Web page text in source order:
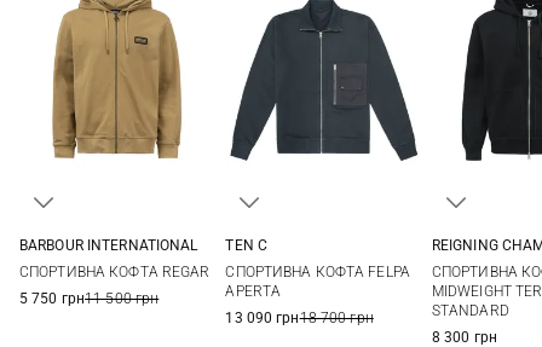
BARBOUR INTERNATIONAL
СПОРТИВНА КОФТА REGAR
5 750 грн11 500 грн
TEN C
СПОРТИВНА КОФТА FELPA
APERTA
13 090 грн18 700 грн
REIGNING
СПОРТИВНА
MIDWEIGHT
STANDARD
8 300 грн